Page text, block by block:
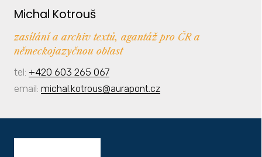
Michal Kotrouš
zasílání a archiv textů, agantáž pro ČR a
německojazyčnou oblast
tel: +420 603 265 067
email: michal.kotrous@aurapont.cz